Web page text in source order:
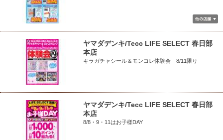
ヤマダデンキ/Tecc LIFE SELECT 春日部
本店
キラガチャシール＆モンコレ体験会 8/11限り
ヤマダデンキ/Tecc LIFE SELECT 春日部
本店
8/8・9・11はお子様DAY